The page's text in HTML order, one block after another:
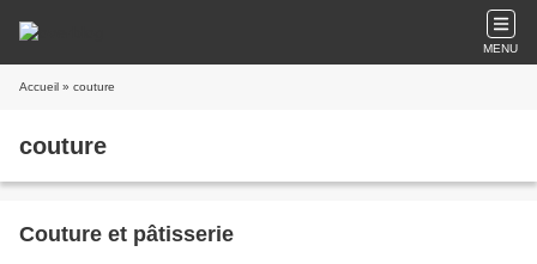
MENU
Accueil » couture
couture
Couture et pâtisserie